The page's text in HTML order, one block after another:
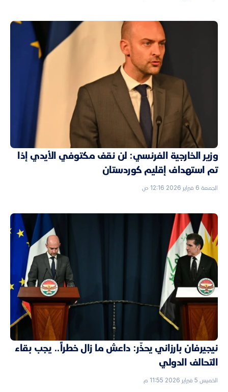
وزير الخارجية الفرنسي: لن نقف مكتوفي الأيدي إذا
تم استهداف إقليم كوردستان
الجمعة 6 فبراير 2026 12:16 ص
نيجيرفان بارزاني يحذّر: داعش ما زال خطراً.. يجب بقاء
التحالف الدولي
الخميس 5 فبراير 2026 11:55 م